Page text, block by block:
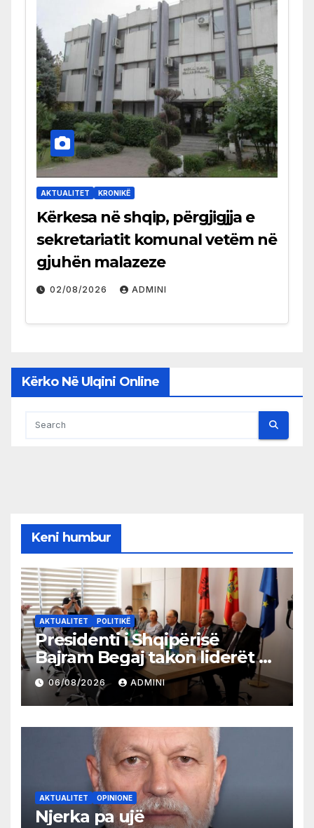
AKTUALITET KRONIKË
Kërkesa në shqip, përgjigjja e
sekretariatit komunal vetëm në
gjuhën malazeze
02/08/2026 ADMINI
Kërko Në Ulqini Online
Keni humbur
AKTUALITET POLITIKË
Presidenti i Shqipërisë
Bajram Begaj takon liderët e
partive shqiptare në Ulqin
06/08/2026 ADMINI
AKTUALITET OPINIONE
Njerka pa ujë